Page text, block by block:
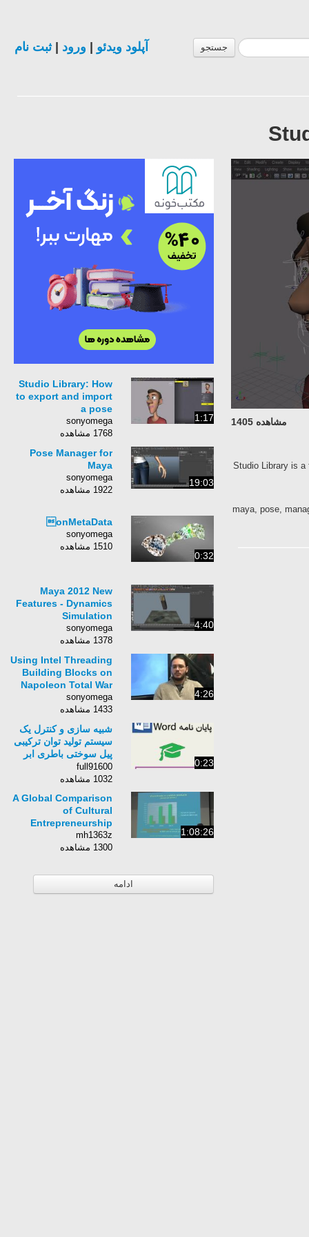
جستجو آپلود ویدئو ورود |ثبت نام
مشاهده 1405
Studio Library is a
maya, pose,
1:17
Studio Library: How
to export and import
a pose
sonyomega
1768 مشاهده
19:03
Pose Manager for
Maya
sonyomega
1922 مشاهده
0:32
onMetaData
sonyomega
1510 مشاهده
4:40
Maya 2012 New
Features - Dynamics
Simulation
sonyomega
1378 مشاهده
4:26
Using Intel Threading
Building Blocks on
Napoleon Total War
sonyomega
1433 مشاهده
0:23
شبیه سازی و کنترل یک
سیستم تولید توان ترکیبی
پیل سوختی باطری ابر
خازن
full91600
1032 مشاهده
1:08:26
A Global Comparison
of Cultural
Entrepreneurship
mh1363z
1300 مشاهده
ادامه